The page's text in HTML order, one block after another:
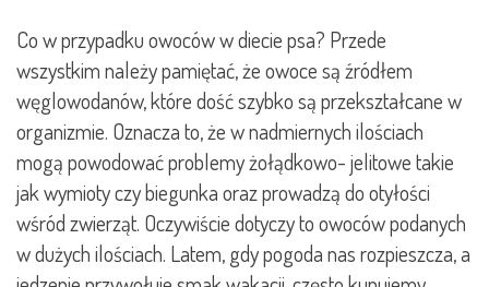
Co w przypadku owoców w diecie psa? Przede
wszystkim należy pamiętać, że owoce są źródłem
węglowodanów, które dość szybko są przekształcane w
organizmie. Oznacza to, że w nadmiernych ilościach
mogą powodować problemy żołądkowo- jelitowe takie
jak wymioty czy biegunka oraz prowadzą do otyłości
wśród zwierząt. Oczywiście dotyczy to owoców podanych
w dużych ilościach. Latem, gdy pogoda nas rozpieszcza, a